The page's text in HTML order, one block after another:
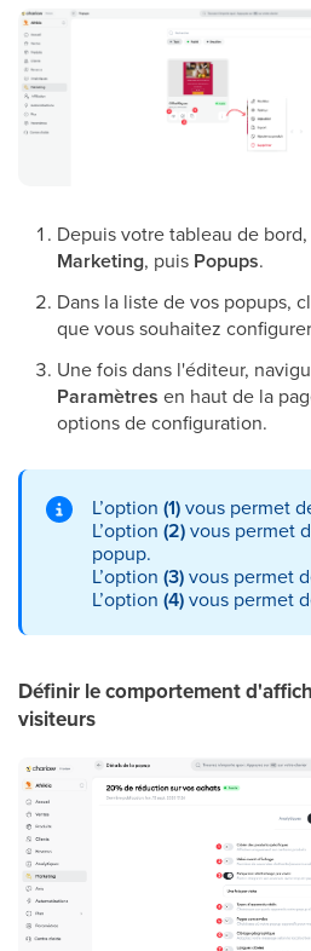
Depuis votre tableau de
Marketing, puis Popups.
Dans la liste de vos popups,
que vous souhaitez
Une fois dans l'éditeur,
Paramètres en haut de la
options de configuration.
L’option (1)vous permet
L’option (2)vous permet
popup.
L’option (3)vous permet
L’option (4)vous permet
Définir le comportement
visiteurs